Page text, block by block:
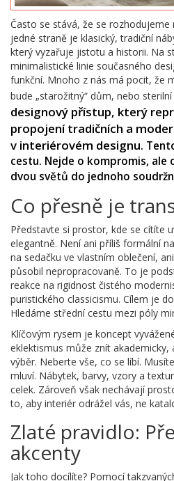
Často se stává, že se
jedné straně je klasický, tradiční
který vyzařuje jistotu a historii. Na
minimalistické linie současného
funkční. Mnoho z nás má pocit, že
bude „starožitný“ dům, nebo sterilní
designový přístup, který
propojení tradičních a
v interiérovém designu.
cestu. Nejde o kompromis, ale
dvou světů do jednoho
Co přesně je
Představte si prostor, kde se cítíte
elegantně. Není ani příliš formální
na sedačku ve vlastním oblečení,
působil nepropracovaně. To je
reakce na rigidnost čistého
puristického classicismu. Cílem je
Hledáme střední cestu mezi póly
Klíčovým rysem je koncept
eklektismus může znít akademicky,
výběr. Neberte vše, co se líbí.
mluví. Nábytek, barvy, vzory a
celek. Zároveň však nechávají
to, aby interiér odrážel vás, ne
Zlaté pravidlo:
akcenty
Jak toho docílíte? Pomocí